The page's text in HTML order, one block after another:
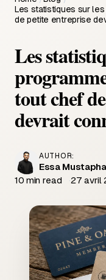
Les statistiques sur
de petite entreprise
Les
tout chef
devrait
AUTHOR:
Essa Mustapha
10 min read
27 avril